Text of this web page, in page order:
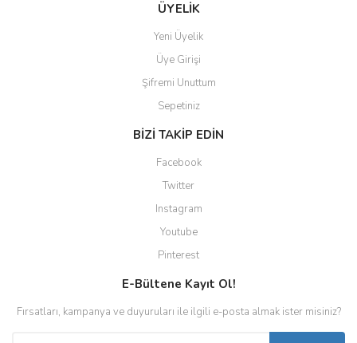
ÜYELİK
Yeni Üyelik
Üye Girişi
Şifremi Unuttum
Sepetiniz
BİZİ TAKİP EDİN
Facebook
Twitter
Instagram
Youtube
Pinterest
E-Bültene Kayıt Ol!
Fırsatları, kampanya ve duyuruları ile ilgili e-posta almak ister misiniz?